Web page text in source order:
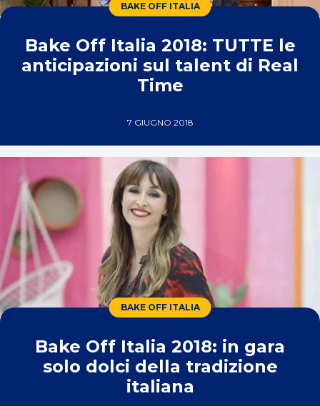
BAKE OFF ITALIA
Bake Off Italia 2018: TUTTE le
anticipazioni sul talent di Real
Time
7 GIUGNO 2018
BAKE OFF ITALIA
Bake Off Italia 2018: in gara
solo dolci della tradizione
italiana